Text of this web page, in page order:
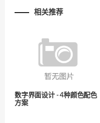
相关推荐
数字界面设计 - 4种颜色配色
方案